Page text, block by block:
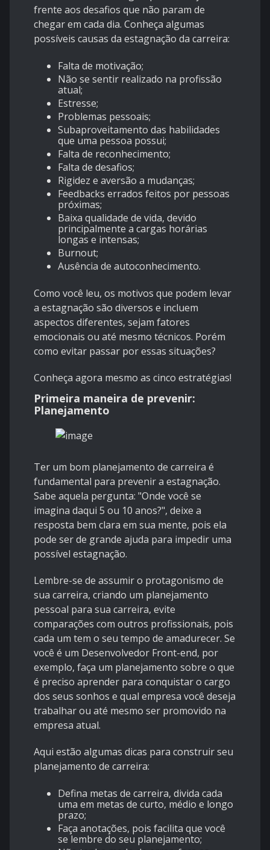
frente aos desafios que não param de
chegar em cada dia. Conheça algumas
possíveis causas da estagnação da carreira:
Falta de motivação;
Não se sentir realizado na profissão
atual;
Estresse;
Problemas pessoais;
Subaproveitamento das habilidades
que uma pessoa possui;
Falta de reconhecimento;
Falta de desafios;
Rigidez e aversão a mudanças;
Feedbacks errados feitos por pessoas
próximas;
Baixa qualidade de vida, devido
principalmente a cargas horárias
longas e intensas;
Burnout;
Ausência de autoconhecimento.
Como você leu, os motivos que podem levar
a estagnação são diversos e incluem
aspectos diferentes, sejam fatores
emocionais ou até mesmo técnicos. Porém
como evitar passar por essas situações?
Conheça agora mesmo as cinco estratégias!
Primeira maneira de prevenir:
Planejamento
Ter um bom planejamento de carreira é
fundamental para prevenir a estagnação.
Sabe aquela pergunta: "Onde você se
imagina daqui 5 ou 10 anos?", deixe a
resposta bem clara em sua mente, pois ela
pode ser de grande ajuda para impedir uma
possível estagnação.
Lembre-se de assumir o protagonismo de
sua carreira, criando um planejamento
pessoal para sua carreira, evite
comparações com outros profissionais, pois
cada um tem o seu tempo de amadurecer. Se
você é um Desenvolvedor Front-end, por
exemplo, faça um planejamento sobre o que
é preciso aprender para conquistar o cargo
dos seus sonhos e qual empresa você deseja
trabalhar ou até mesmo ser promovido na
empresa atual.
Aqui estão algumas dicas para construir seu
planejamento de carreira:
Defina metas de carreira, divida cada
uma em metas de curto, médio e longo
prazo;
Faça anotações, pois facilita que você
se lembre do seu planejamento;